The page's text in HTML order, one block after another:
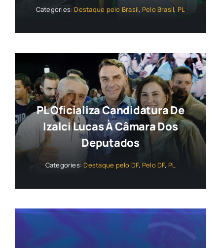
Categories: Destaque pelo Brasil, Pelo Brasil, PL
PL Oficializa Candidatura De
Izalci Lucas À Câmara Dos
Deputados
Categories: Destaque pelo DF, Pelo DF, PL